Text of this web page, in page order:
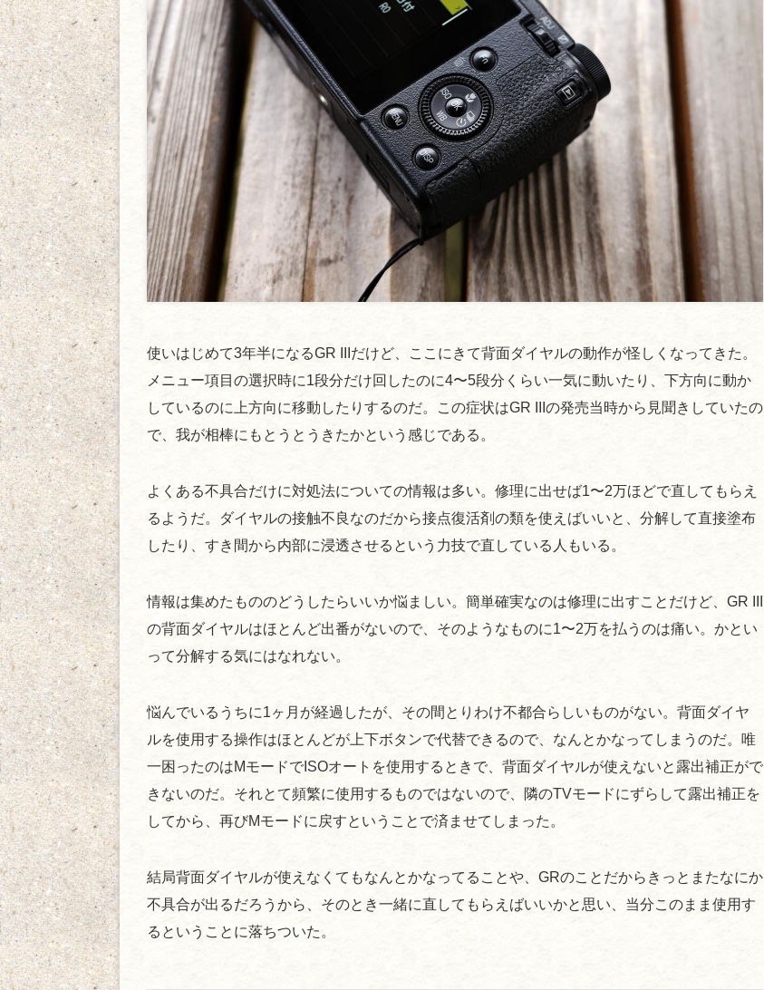
使いはじめて3年半になるGR IIIだけど、ここにきて背面ダイヤルの動作が怪しくなってきた。
メニュー項目の選択時に1段分だけ回したのに4〜5段分くらい一気に動いたり、下方向に動か
しているのに上方向に移動したりするのだ。この症状はGR IIIの発売当時から見聞きしていたの
で、我が相棒にもとうとうきたかという感じである。
よくある不具合だけに対処法についての情報は多い。修理に出せば1〜2万ほどで直してもらえ
るようだ。ダイヤルの接触不良なのだから接点復活剤の類を使えばいいと、分解して直接塗布
したり、すき間から内部に浸透させるという力技で直している人もいる。
情報は集めたもののどうしたらいいか悩ましい。簡単確実なのは修理に出すことだけど、GR III
の背面ダイヤルはほとんど出番がないので、そのようなものに1〜2万を払うのは痛い。かとい
って分解する気にはなれない。
悩んでいるうちに1ヶ月が経過したが、その間とりわけ不都合らしいものがない。背面ダイヤ
ルを使用する操作はほとんどが上下ボタンで代替できるので、なんとかなってしまうのだ。唯
一困ったのはMモードでISOオートを使用するときで、背面ダイヤルが使えないと露出補正がで
きないのだ。それとて頻繁に使用するものではないので、隣のTVモードにずらして露出補正を
してから、再びMモードに戻すということで済ませてしまった。
結局背面ダイヤルが使えなくてもなんとかなってることや、GRのことだからきっとまたなにか
不具合が出るだろうから、そのとき一緒に直してもらえばいいかと思い、当分このまま使用す
るということに落ちついた。